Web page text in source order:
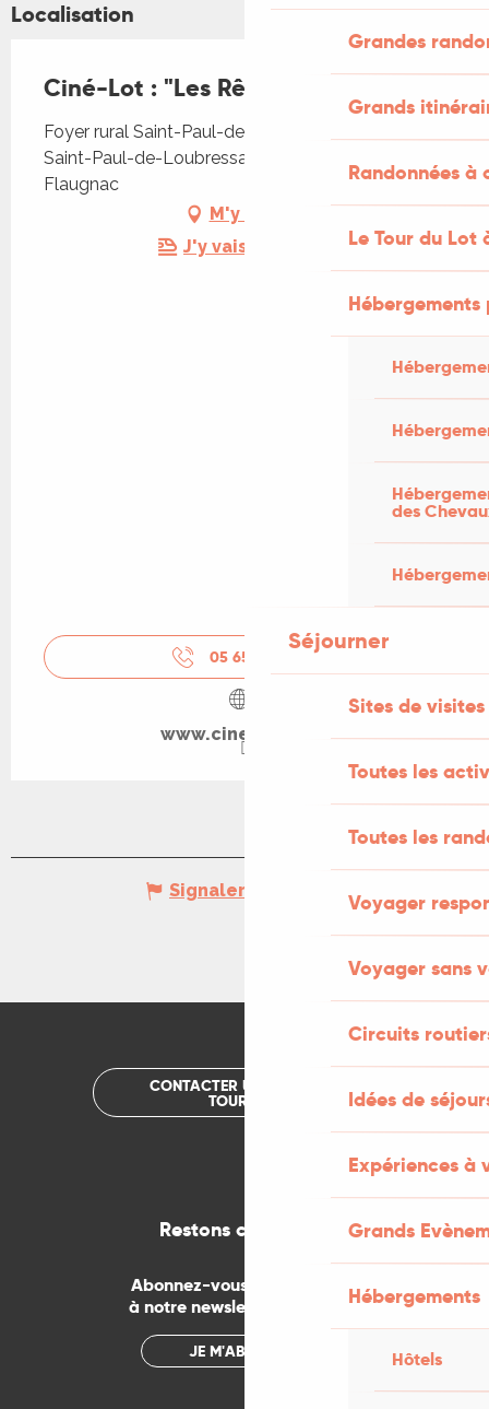
Grandes
Grands
Randonnées
Le Tour du Lot
des
Séjourner
Sites de visites
Toutes les
Toutes les
Voyager
Voyager sans
Circuits
Idées de
Expériences à
Grands
Hébergements
Hôtels
Localisation
Ciné-Lot : "Les Rêveurs"
Foyer rural Saint-Paul-de-Loubressac, Le Bourg,
Saint-Paul-de-Loubressac, 46170 Saint-Paul-
Flaugnac
M'y rendre
J'y vais en train !
05 65 11 44 ▒▒
www.cine-lot.com
Signaler une erreur
CONTACTER UN OFFICE DE
TOURISME
Restons connectés
Abonnez-vous gratuitement
à notre newsletter mensuelle
JE M'ABONNE